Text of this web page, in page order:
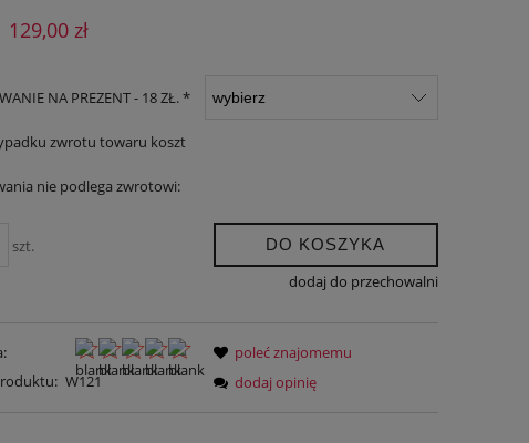
129,00 zł
NA PREZENT - 18 ZŁ. *
zwrotu towaru koszt
nie podlega zwrotowi:
szt. DO KOSZYKA
dodaj do przechowalni
W121
poleć znajomemu
dodaj opinię